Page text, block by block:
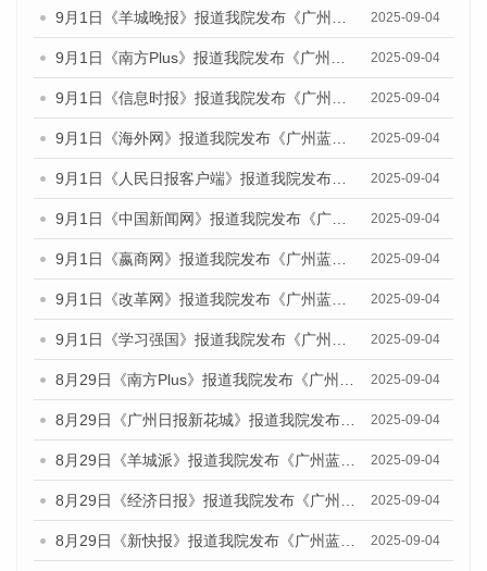
9月1日《羊城晚报》报道我院发布《广州蓝皮书：广州文化产业发展报告（2025）》的媒体文章 2025-09-04
9月1日《南方Plus》报道我院发布《广州蓝皮书：广州文化产业发展报告（2025）》的媒体文章 2025-09-04
9月1日《信息时报》报道我院发布《广州蓝皮书：广州文化产业发展报告（2025）》的媒体文章 2025-09-04
9月1日《海外网》报道我院发布《广州蓝皮书：广州文化产业发展报告（2025）》的媒体文章 2025-09-04
9月1日《人民日报客户端》报道我院发布《广州蓝皮书：广州文化产业发展报告（2025）》的媒体文章 2025-09-04
9月1日《中国新闻网》报道我院发布《广州蓝皮书：广州文化产业发展报告（2025）》的媒体文章 2025-09-04
9月1日《嬴商网》报道我院发布《广州蓝皮书：广州文化产业发展报告（2025）》的媒体文章 2025-09-04
9月1日《改革网》报道我院发布《广州蓝皮书：广州文化产业发展报告（2025）》的媒体文章 2025-09-04
9月1日《学习强国》报道我院发布《广州蓝皮书：广州国际商贸中心发展报告（2025）》的媒体文章 2025-09-04
8月29日《南方Plus》报道我院发布《广州蓝皮书：广州国际商贸中心发展报告（2025）》的媒体文章 2025-09-04
8月29日《广州日报新花城》报道我院发布《广州蓝皮书：广州国际商贸中心发展报告（2025）》的媒体文章 2025-09-04
8月29日《羊城派》报道我院发布《广州蓝皮书：广州国际商贸中心发展报告（2025）》的媒体文章 2025-09-04
8月29日《经济日报》报道我院发布《广州蓝皮书：广州国际商贸中心发展报告（2025）》的媒体文章 2025-09-04
8月29日《新快报》报道我院发布《广州蓝皮书：广州国际商贸中心发展报告（2025）》的媒体文章 2025-09-04